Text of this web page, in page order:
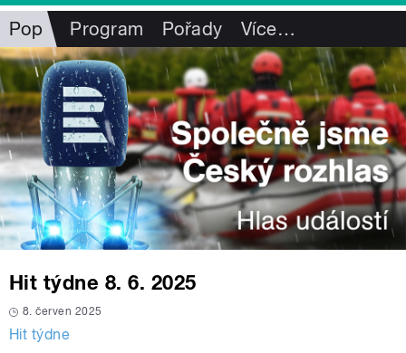
Pop Program Pořady Více…
Hit týdne 8. 6. 2025
8. červen 2025
Hit týdne